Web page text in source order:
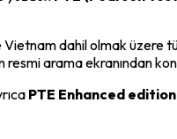
Vietnam dahil olmak üzere
resmi arama ekranından
PTE Enhanced edition